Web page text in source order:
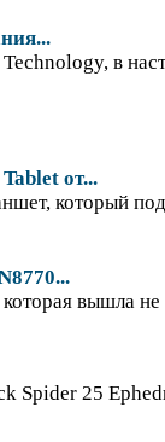
в
от...
который
вышла не
Spider 25